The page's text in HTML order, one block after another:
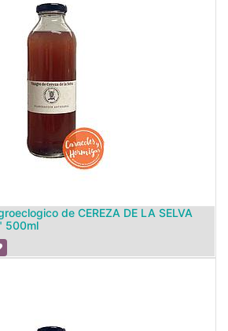
de CEREZA DE LA SELVA
500ml